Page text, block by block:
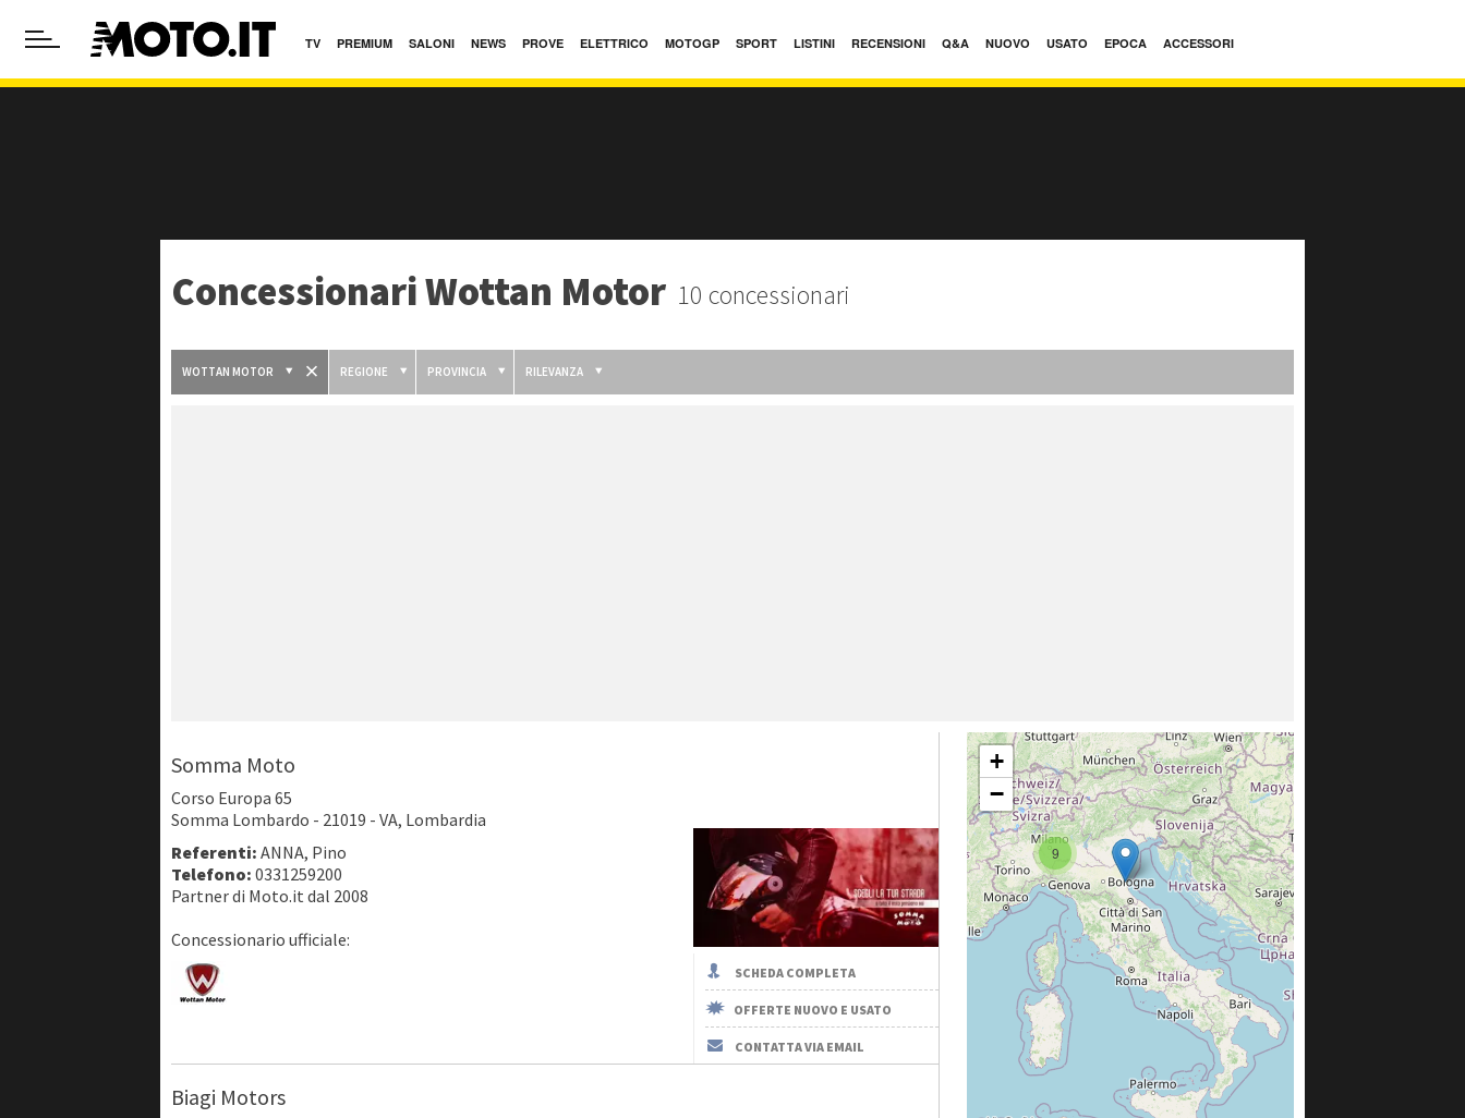
TV PREMIUM SALONI NEWS PROVE ELETTRICO MOTOGP SPORT LISTINI RECENSIONI Q&A NUOVO USATO EPOCA ACCESSORI
Concessionari Wottan Motor 10 concessionari
WOTTAN MOTOR REGIONE PROVINCIA RILEVANZA
Somma Moto
Corso Europa 65
Somma Lombardo - 21019 - VA, Lombardia
Referenti: ANNA, Pino
Telefono: 0331259200
Partner di Moto.it dal 2008
Concessionario ufficiale:
SCHEDA COMPLETA
OFFERTE NUOVO E USATO
CONTATTA VIA EMAIL
Biagi Motors
9
+
−